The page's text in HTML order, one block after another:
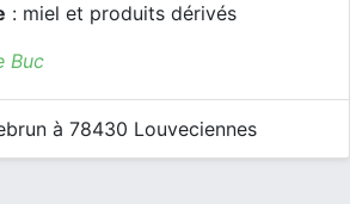
: miel et produits dérivés
Buc
à 78430 Louveciennes